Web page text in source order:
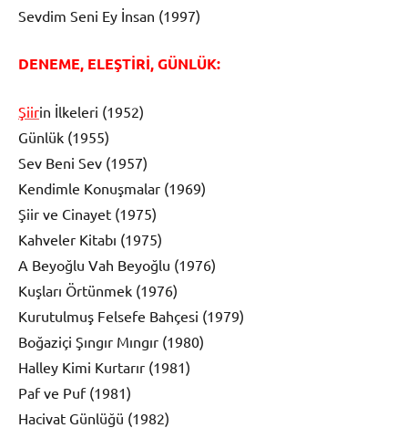
Sevdim Seni Ey İnsan (1997)
DENEME, ELEŞTİRİ, GÜNLÜK:
Şiirin İlkeleri (1952)
Günlük (1955)
Sev Beni Sev (1957)
Kendimle Konuşmalar (1969)
Şiir ve Cinayet (1975)
Kahveler Kitabı (1975)
A Beyoğlu Vah Beyoğlu (1976)
Kuşları Örtünmek (1976)
Kurutulmuş Felsefe Bahçesi (1979)
Boğaziçi Şıngır Mıngır (1980)
Halley Kimi Kurtarır (1981)
Paf ve Puf (1981)
Hacivat Günlüğü (1982)